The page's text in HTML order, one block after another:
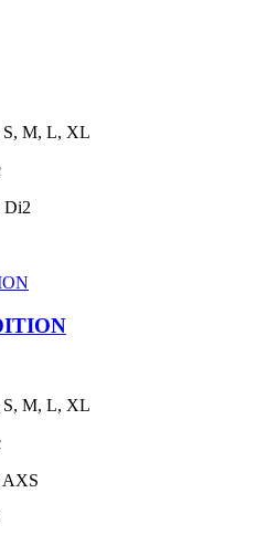
M, L, XL
Di2
M, L, XL
AXS